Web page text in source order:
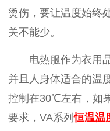
烫伤，要让温度始终
关不能少。
电热服作为衣用
并且人身体适合的温
控制在30℃左右，如
要求，VA系列恒温温